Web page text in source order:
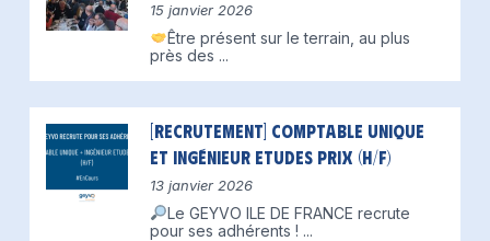
15 janvier 2026
Être présent sur le terrain, au plus
près des ...
[Recrutement] Comptable unique
et Ingénieur Etudes Prix (H/F)
13 janvier 2026
Le GEYVO ILE DE FRANCE recrute
pour ses adhérents ! ...